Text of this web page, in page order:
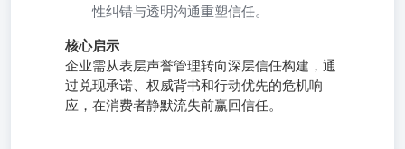
性纠错与透明沟通重塑信任。
核心启示
企业需从表层声誉管理转向深层信任构建，通
过兑现承诺、权威背书和行动优先的危机响
应，在消费者静默流失前赢回信任。